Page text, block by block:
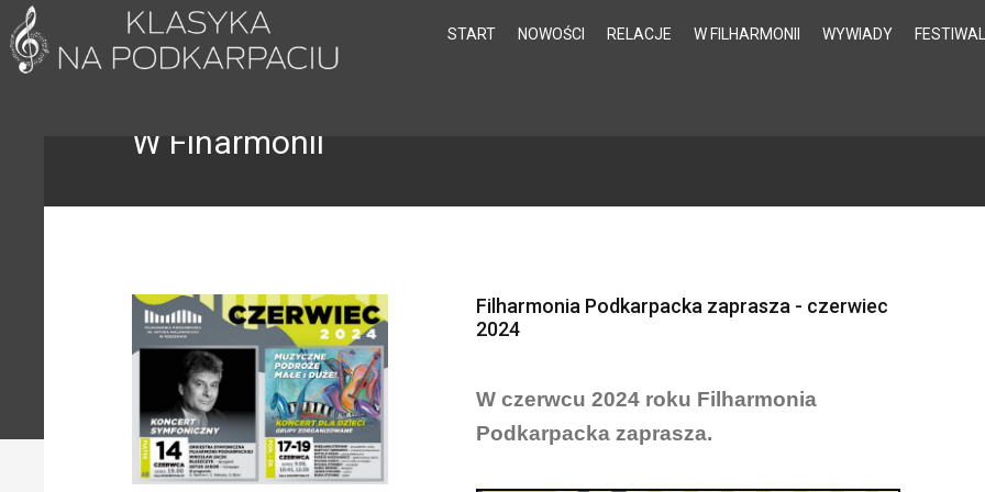
START NOWOŚCI RELACJE W FILHARMONII WYWIADY
W Fiharmonii
Filharmonia Podkarpacka zaprasza - czerwiec
2024
W czerwcu 2024 roku Filharmonia
Podkarpacka zaprasza.